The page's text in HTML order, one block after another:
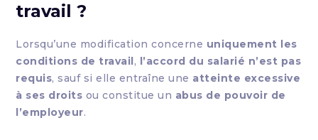
travail ?
Lorsqu’une modification concerne uniquement les
conditions de travail, l’accord du salarié n’est pas
requis, sauf si elle entraîne une atteinte excessive
à ses droits ou constitue un abus de pouvoir de
l’employeur.